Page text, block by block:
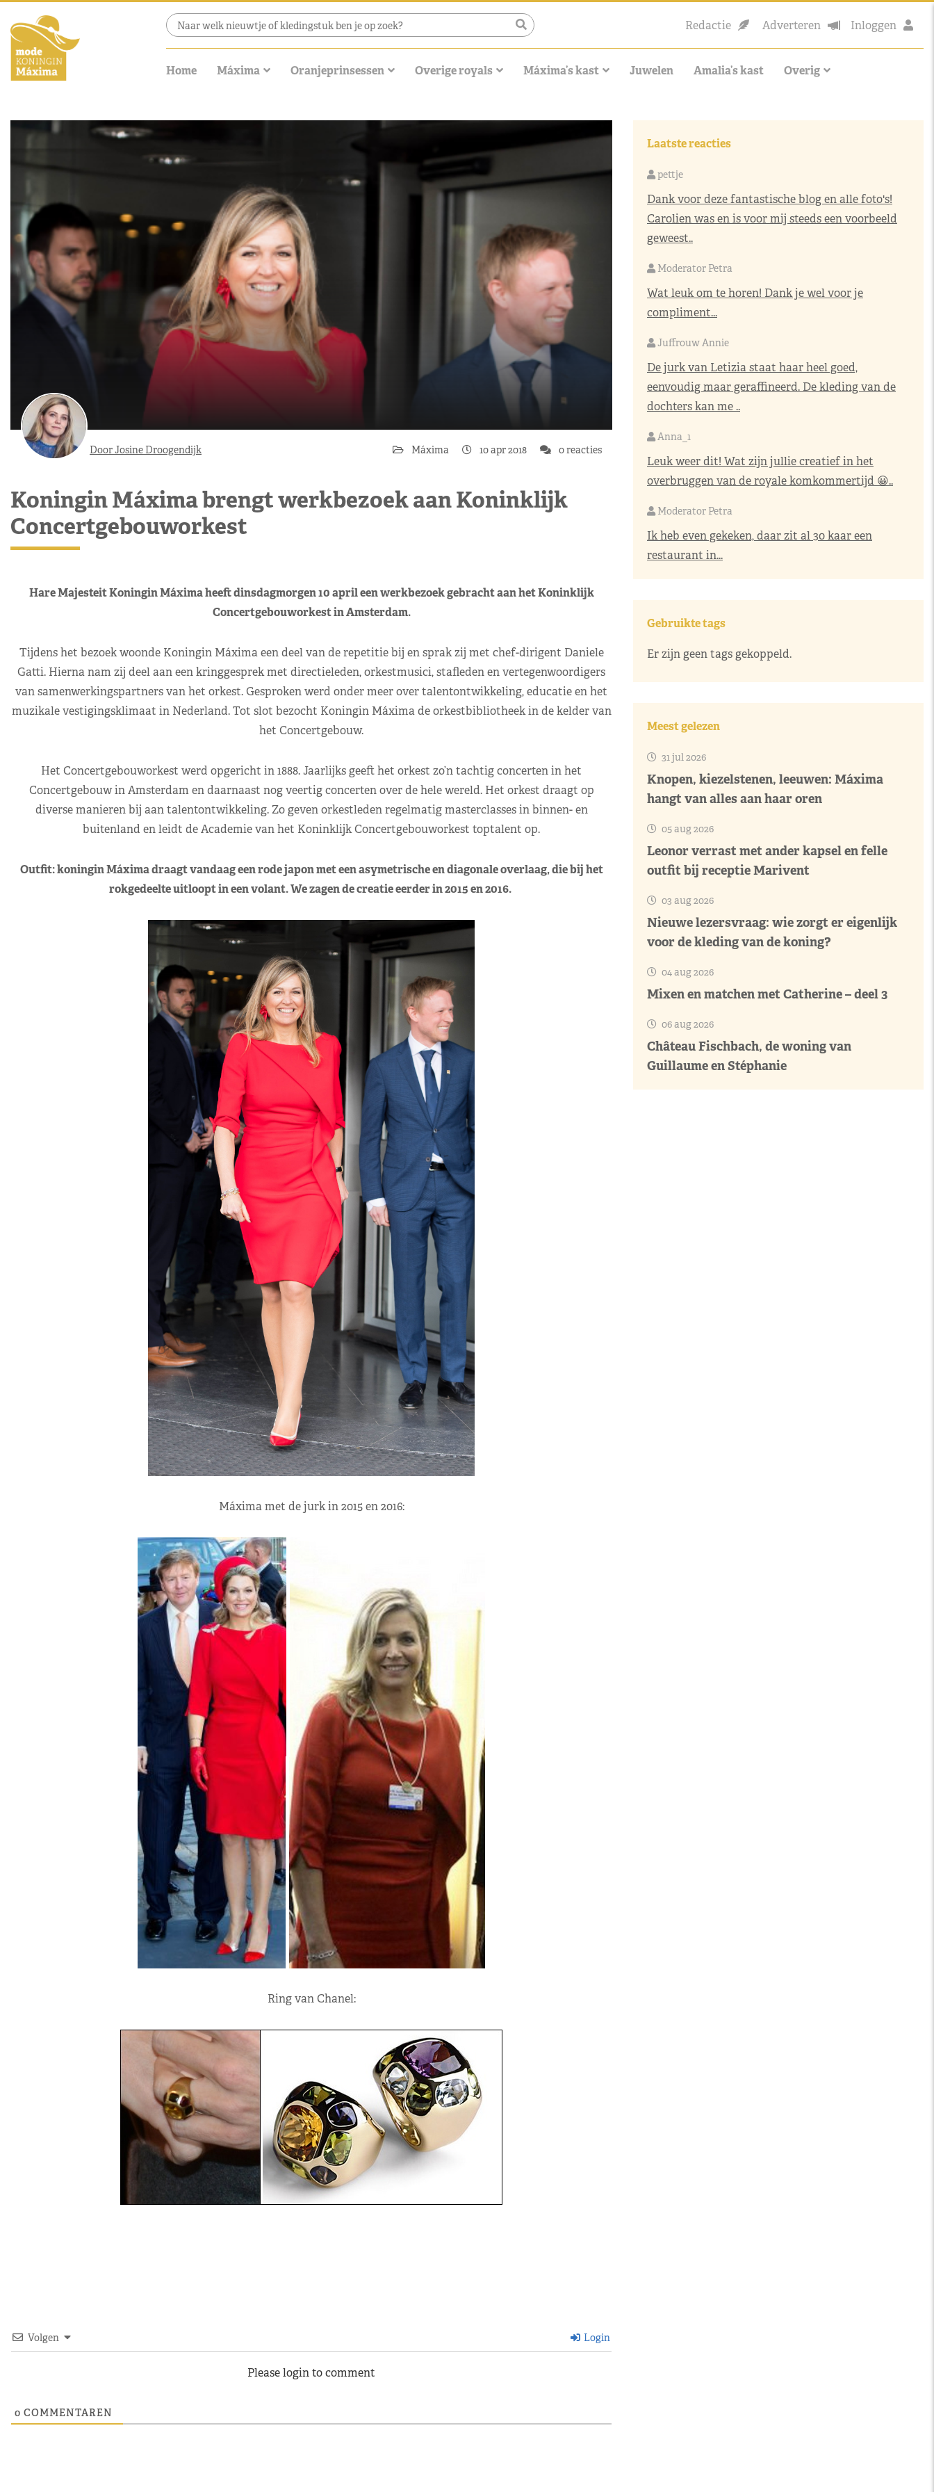
Redactie Adverteren Inloggen
Home Máxima Oranjeprinsessen Overige royals Máxima’s kast Juwelen Amalia’s kast Overig
Door Josine Droogendijk Máxima 10 apr 2018 0 reacties
Koningin Máxima brengt werkbezoek aan Koninklijk
Concertgebouworkest
Hare Majesteit Koningin Máxima heeft dinsdagmorgen 10 april een werkbezoek gebracht aan het Koninklijk
Concertgebouworkest in Amsterdam.
Tijdens het bezoek woonde Koningin Máxima een deel van de repetitie bij en sprak zij met chef-dirigent Daniele
Gatti. Hierna nam zij deel aan een kringgesprek met directieleden, orkestmusici, stafleden en vertegenwoordigers
van samenwerkingspartners van het orkest. Gesproken werd onder meer over talentontwikkeling, educatie en het
muzikale vestigingsklimaat in Nederland. Tot slot bezocht Koningin Máxima de orkestbibliotheek in de kelder van
het Concertgebouw.
Het Concertgebouworkest werd opgericht in 1888. Jaarlijks geeft het orkest zo’n tachtig concerten in het
Concertgebouw in Amsterdam en daarnaast nog veertig concerten over de hele wereld. Het orkest draagt op
diverse manieren bij aan talentontwikkeling. Zo geven orkestleden regelmatig masterclasses in binnen- en
buitenland en leidt de Academie van het Koninklijk Concertgebouworkest toptalent op.
Outfit: koningin Máxima draagt vandaag een rode japon met een asymetrische en diagonale overlaag, die bij het
rokgedeelte uitloopt in een volant. We zagen de creatie eerder in 2015 en 2016.
Máxima met de jurk in 2015 en 2016:
Ring van Chanel:
Volgen Login
Please login to comment
0 COMMENTAREN
Laatste reacties
pettje
Dank voor deze fantastische blog en alle foto's!
Carolien was en is voor mij steeds een voorbeeld
geweest..
Moderator Petra
Wat leuk om te horen! Dank je wel voor je
compliment...
Juffrouw Annie
De jurk van Letizia staat haar heel goed,
eenvoudig maar geraffineerd. De kleding van de
dochters kan me ..
Anna_1
Leuk weer dit! Wat zijn jullie creatief in het
overbruggen van de royale komkommertijd 😀..
Moderator Petra
Ik heb even gekeken, daar zit al 30 kaar een
restaurant in...
Gebruikte tags
Er zijn geen tags gekoppeld.
Meest gelezen
31 jul 2026
Knopen, kiezelstenen, leeuwen: Máxima
hangt van alles aan haar oren
05 aug 2026
Leonor verrast met ander kapsel en felle
outfit bij receptie Marivent
03 aug 2026
Nieuwe lezersvraag: wie zorgt er eigenlijk
voor de kleding van de koning?
04 aug 2026
Mixen en matchen met Catherine – deel 3
06 aug 2026
Château Fischbach, de woning van
Guillaume en Stéphanie